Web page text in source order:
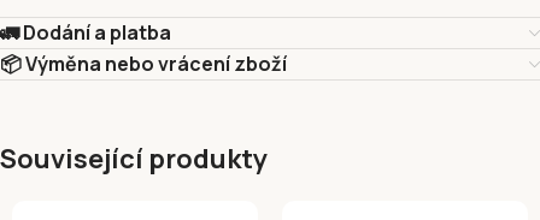
🚛 Dodání a platba
📦 Výměna nebo vrácení zboží
Související produkty